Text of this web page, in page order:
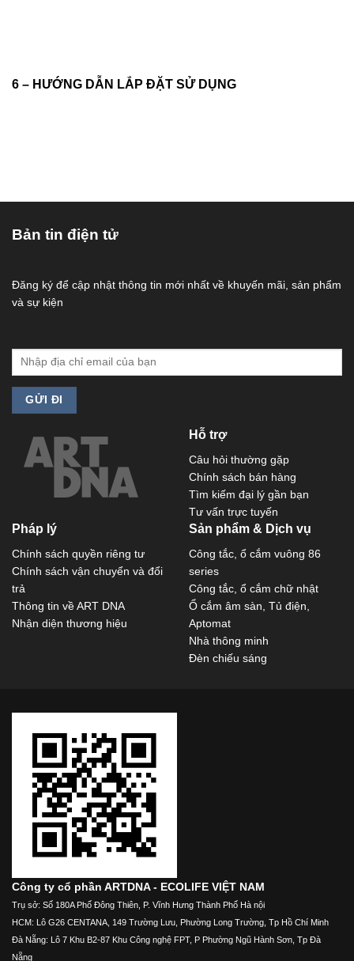
6 – HƯỚNG DẪN LẮP ĐẶT SỬ DỤNG
Bản tin điện tử
Đăng ký để cập nhật thông tin mới nhất về khuyến mãi, sản phẩm
và sự kiện
Hỗ trợ
Câu hỏi thường gặp
Chính sách bán hàng
Tìm kiếm đại lý gần bạn
Tư vấn trực tuyến
Pháp lý
Chính sách quyền riêng tư
Chính sách vận chuyển và đổi
trả
Thông tin về ART DNA
Nhận diện thương hiệu
Sản phẩm & Dịch vụ
Công tắc, ổ cắm vuông 86
series
Công tắc, ổ cắm chữ nhật
Ổ cắm âm sàn, Tủ điện,
Aptomat
Nhà thông minh
Đèn chiếu sáng
Công ty cổ phần ARTDNA - ECOLIFE VIỆT NAM
Trụ sở: Số 180A Phố Đông Thiên, P. Vĩnh Hưng Thành Phố Hà nội
HCM: Lô G26 CENTANA, 149 Trường Lưu, Phường Long Trường, Tp Hồ Chí Minh
Đà Nẵng: Lô 7 Khu B2-87 Khu Công nghệ FPT, P Phường Ngũ Hành Sơn, Tp Đà
Nẵng